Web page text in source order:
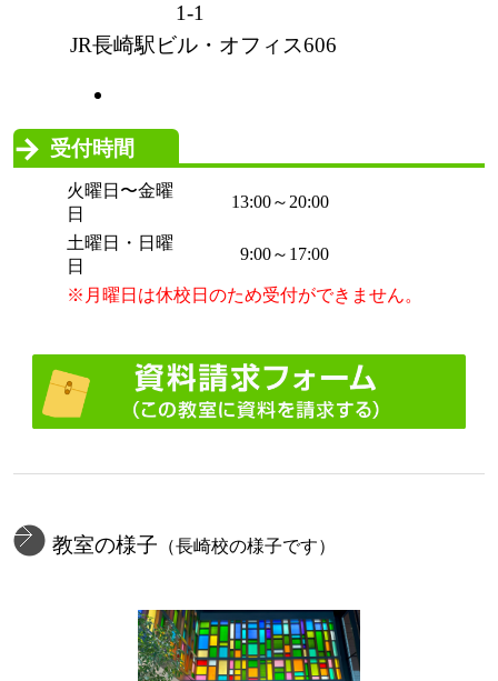
1-1
JR長崎駅ビル・オフィス606
受付時間
火曜日〜金曜
日
13:00～20:00
土曜日・日曜
日
9:00～17:00
※月曜日は休校日のため受付ができません。
教室の様子 （長崎校の様子です）